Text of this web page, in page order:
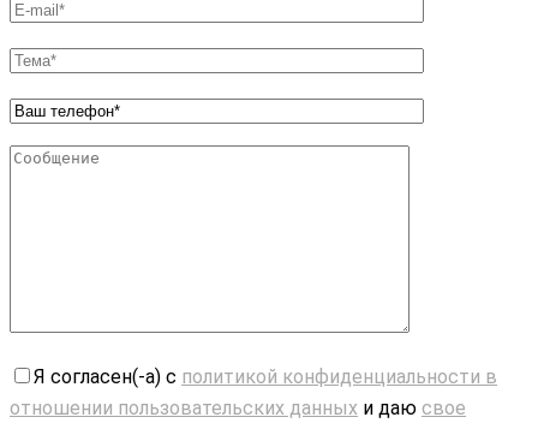
Я согласен(-а) с политикой конфиденциальности в
отношении пользовательских данных и даю свое